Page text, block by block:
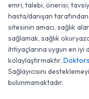
emri, talebi, önerisi,
hasta/danışan tarafından
sitesinin amacı, sağlık
sağlamak, sağlık
ihtiyaçlarına uygun en iyi
kolaylaştırmaktır.
Sağlayıcısını
bulunmamaktadır.